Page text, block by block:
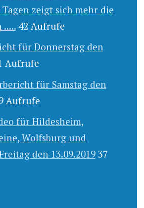
zeigt sich mehr die
..... 42 Aufrufe
für Donnerstag den
Aufrufe
für Samstag den
Aufrufe
für Hildesheim,
Wolfsburg und
den 13.09.2019 37